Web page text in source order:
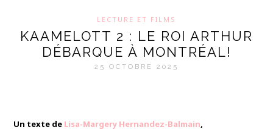
LECTURE ET FILMS
KAAMELOTT 2 : LE ROI ARTHUR
DÉBARQUE À MONTRÉAL!
25 OCTOBRE 2025
Un texte de Lisa-Margery Hernandez-Balmain,